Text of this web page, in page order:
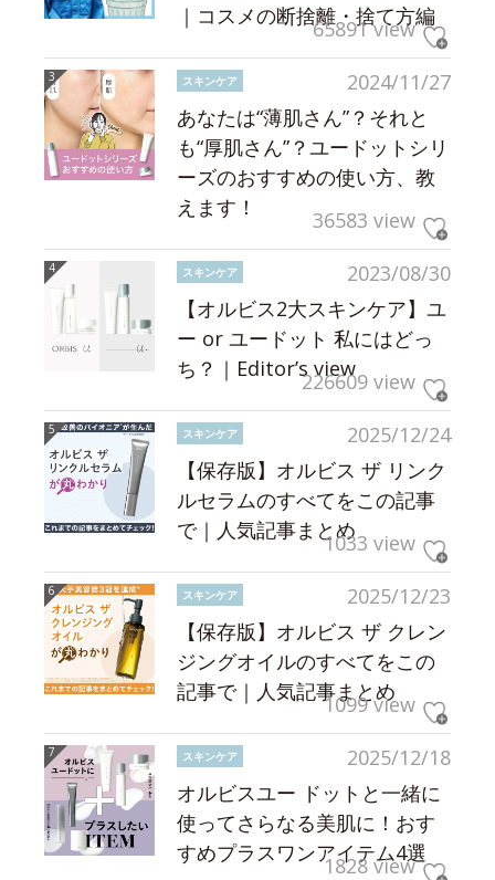
｜コスメの断捨離・捨て方編
65891 view
2024/11/27
スキンケア
あなたは“薄肌さん”？それと
も“厚肌さん”？ユードットシリ
ーズのおすすめの使い方、教
えます！
36583 view
2023/08/30
スキンケア
【オルビス2大スキンケア】ユ
ー or ユードット 私にはどっ
ち？｜Editor’s view226609 view
2025/12/24
スキンケア
【保存版】オルビス ザ リンク
ルセラムのすべてをこの記事
で｜人気記事まとめ1033 view
2025/12/23
スキンケア
【保存版】オルビス ザ クレン
ジングオイルのすべてをこの
記事で｜人気記事まとめ
1099 view
2025/12/18
スキンケア
オルビスユー ドットと一緒に
使ってさらなる美肌に！おす
すめプラスワンアイテム4選
1828 view